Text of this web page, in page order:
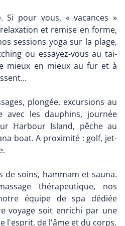
Si pour vous, « vacances »
et remise en forme,
sessions yoga sur la plage,
ou essayez-vous au tai-
mieux en mieux au fur et à
plongée, excursions au
avec les dauphins, journée
Harbour Island, pêche au
boat. A proximité : golf, jet-
de soins, hammam et sauna.
thérapeutique, nos
équipe de spa dédiée
voyage soit enrichi par une
l'esprit, de l'âme et du corps.